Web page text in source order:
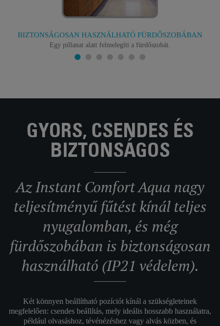
BIZTONSÁGOSAN HASZNÁLHATÓ FÜRDŐSZOBÁBAN
Egy pillanat alatt felmelegíti a fürdőszobát.
GYORS, CSENDES ÉS
BIZTONSÁGOS
Az Instant Comfort Aqua nagy
teljesítményű fűtést kínál teljes
nyugalomban, és még
fürdőszobában is biztonságosan
használható (IP21 védelem).
Két könnyen beállítható pozíciót kínál a szükségleteinek
megfelelően: csendes beállítás, mely ideális hosszabb használatra,
például olvasáshoz, tévénézéshez vagy alvás közben, és